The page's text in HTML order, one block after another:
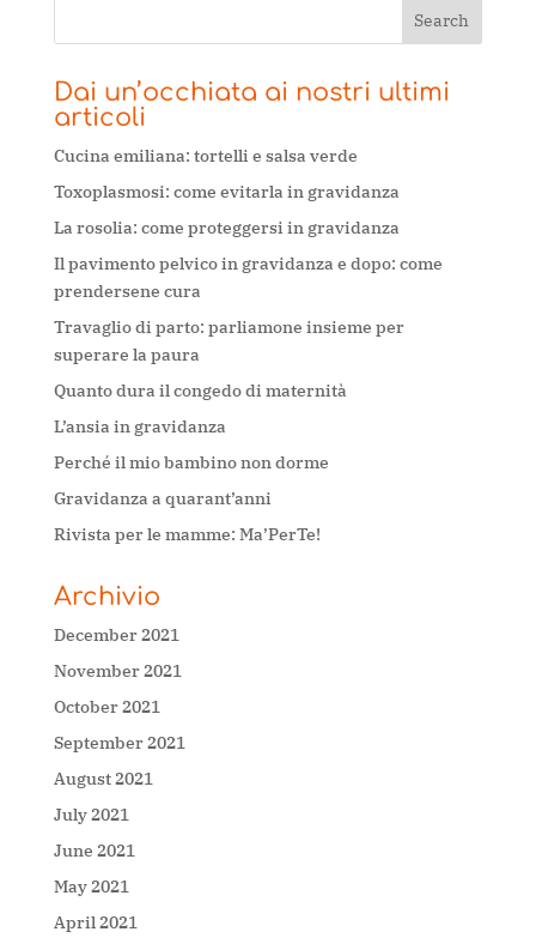
Dai un’occhiata ai nostri ultimi
articoli
Cucina emiliana: tortelli e salsa verde
Toxoplasmosi: come evitarla in gravidanza
La rosolia: come proteggersi in gravidanza
Il pavimento pelvico in gravidanza e dopo: come
prendersene cura
Travaglio di parto: parliamone insieme per
superare la paura
Quanto dura il congedo di maternità
L’ansia in gravidanza
Perché il mio bambino non dorme
Gravidanza a quarant’anni
Rivista per le mamme: Ma’PerTe!
Archivio
December 2021
November 2021
October 2021
September 2021
August 2021
July 2021
June 2021
May 2021
April 2021